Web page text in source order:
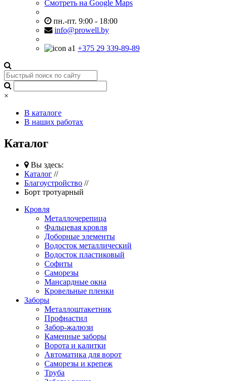
Смотреть на Google Maps
пн.-пт. 9:00 - 18:00
info@prowell.by
+375 29 339-89-89
×
В каталоге
В наших работах
Каталог
Вы здесь:
Каталог //
Благоустройство //
Борт тротуарный
Кровля
Металлочерепица
Фальцевая кровля
Доборные элементы
Водосток металлический
Водосток пластиковый
Софиты
Саморезы
Мансардные окна
Кровельные пленки
Заборы
Металлоштакетник
Профнастил
Забор-жалюзи
Каменные заборы
Ворота и калитки
Автоматика для ворот
Саморезы и крепеж
Труба